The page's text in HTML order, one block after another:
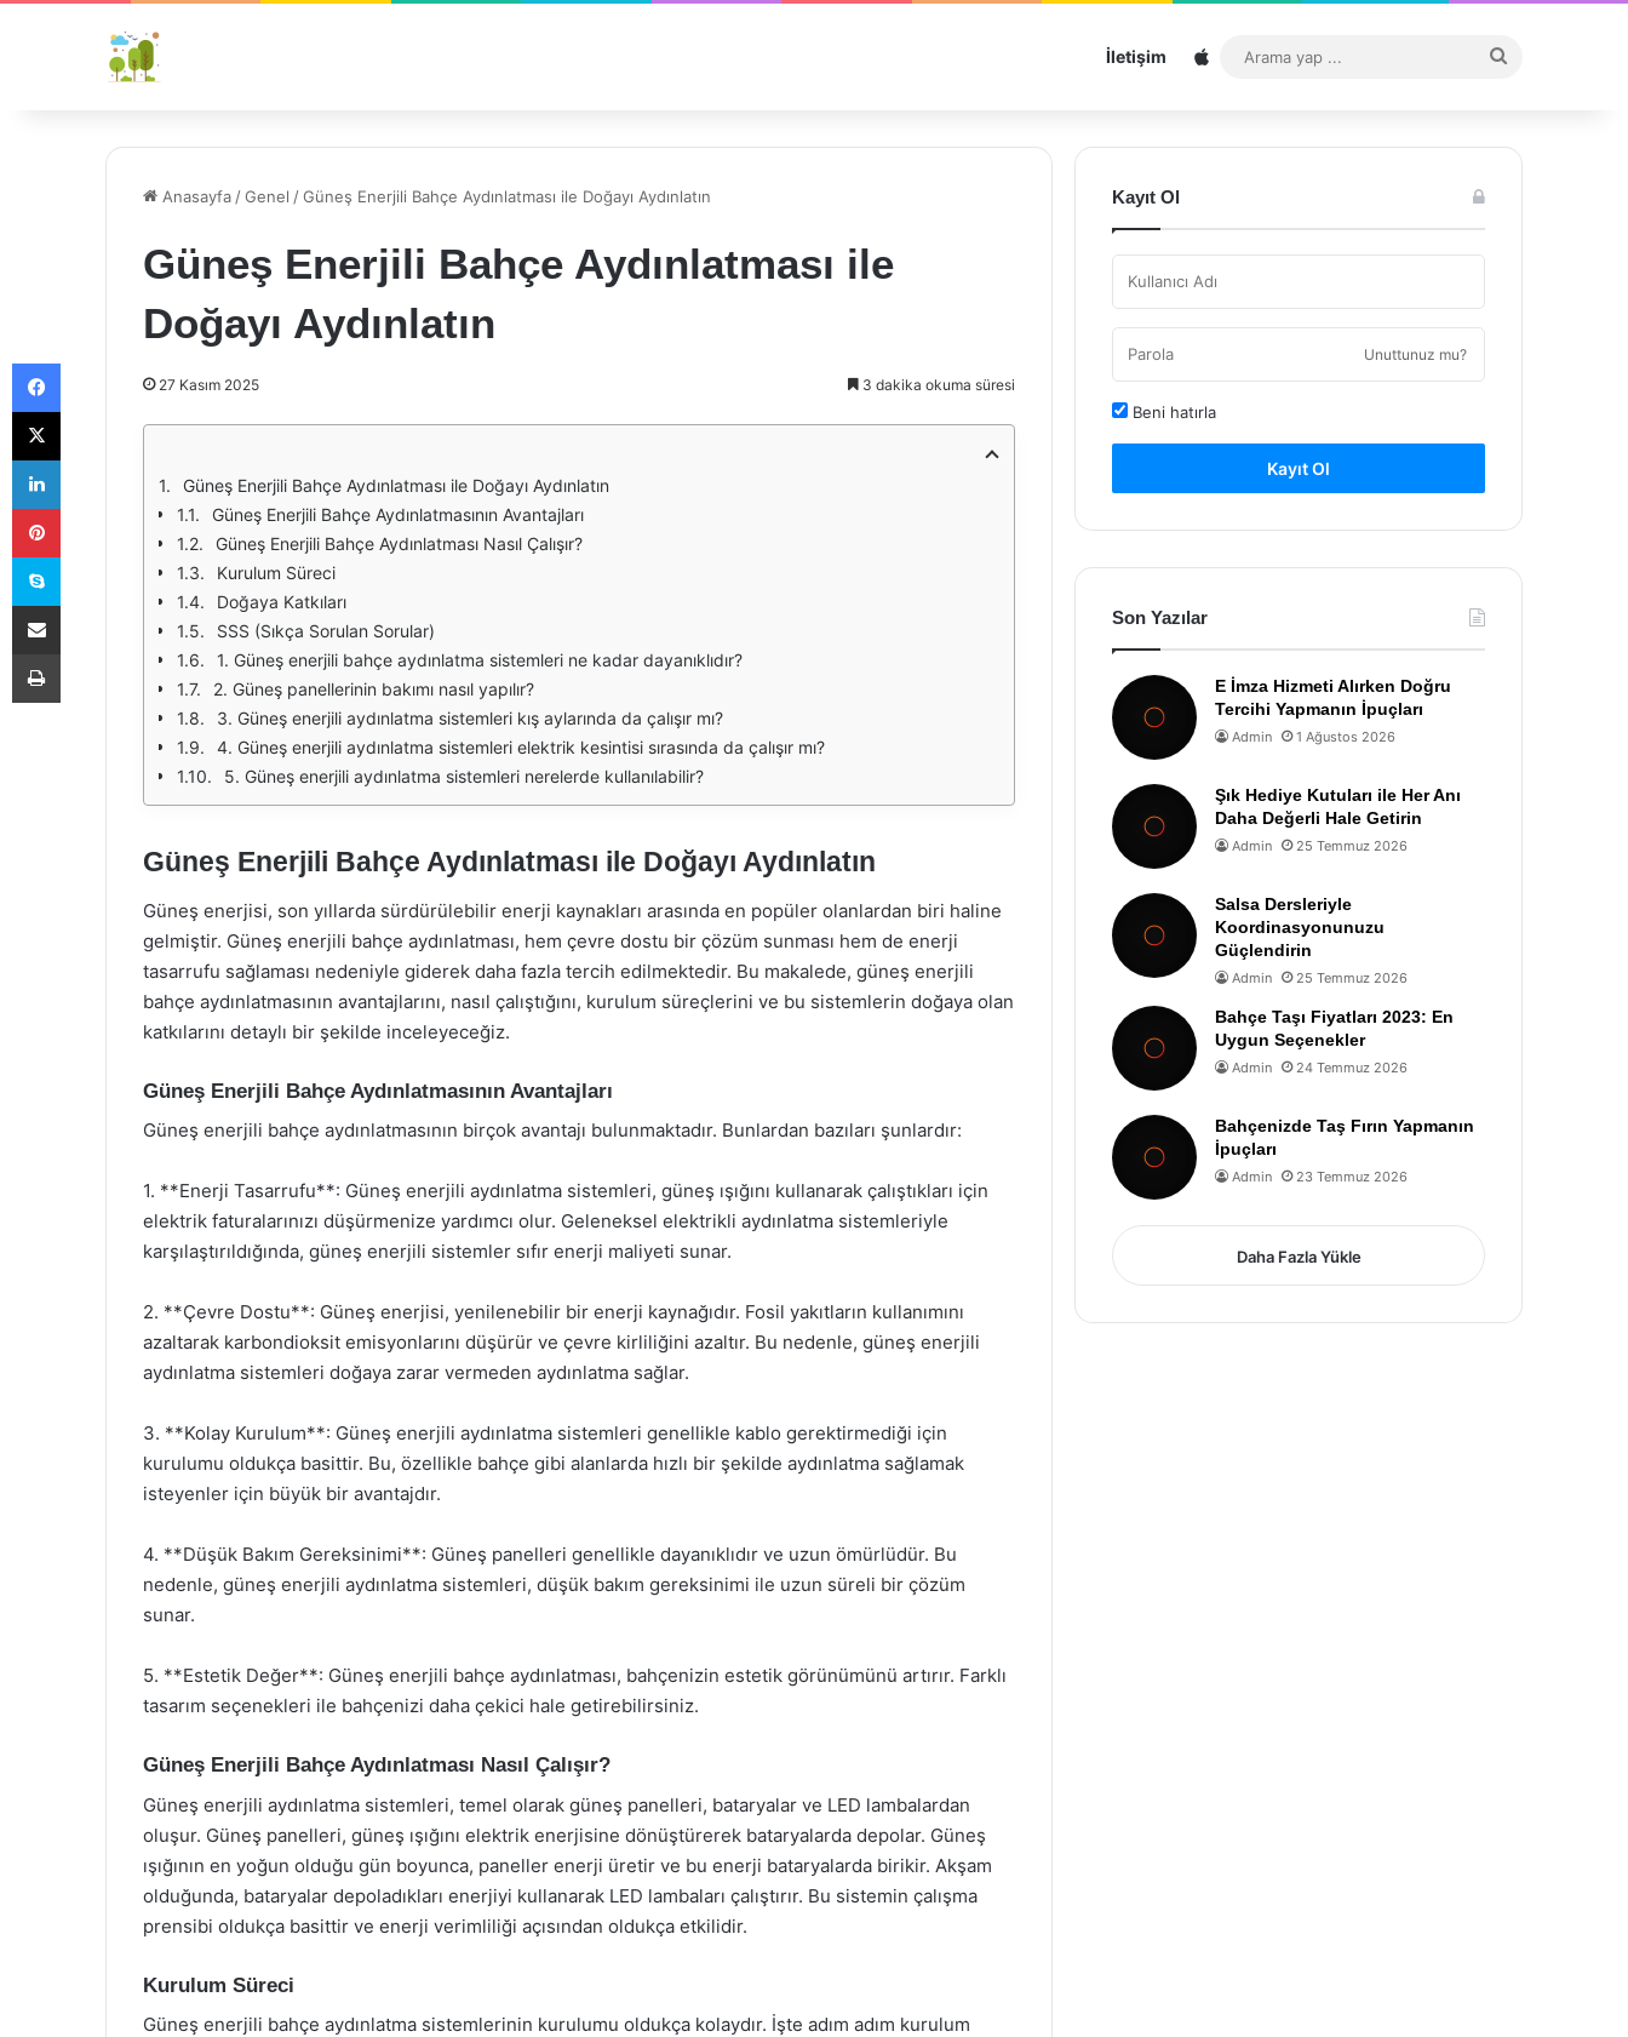
İletişim Sitemap
...
Anasayfa /Genel /Güneş Enerjili Bahçe Aydınlatması ile Doğayı Aydınlatın
Güneş Enerjili Bahçe Aydınlatması ile
Doğayı Aydınlatın
27 Kasım 2025 3 dakika okuma süresi
Güneş Enerjili Bahçe Aydınlatması ile Doğayı Aydınlatın
Güneş Enerjili Bahçe Aydınlatmasının Avantajları
Güneş Enerjili Bahçe Aydınlatması Nasıl Çalışır?
Kurulum Süreci
Doğaya Katkıları
SSS (Sıkça Sorulan Sorular)
1. Güneş enerjili bahçe aydınlatma sistemleri ne kadar dayanıklıdır?
2. Güneş panellerinin bakımı nasıl yapılır?
3. Güneş enerjili aydınlatma sistemleri kış aylarında da çalışır mı?
4. Güneş enerjili aydınlatma sistemleri elektrik kesintisi sırasında da çalışır mı?
5. Güneş enerjili aydınlatma sistemleri nerelerde kullanılabilir?
Güneş Enerjili Bahçe Aydınlatması ile Doğayı Aydınlatın
Güneş enerjisi, son yıllarda sürdürülebilir enerji kaynakları arasında en popüler olanlardan biri haline
gelmiştir. Güneş enerjili bahçe aydınlatması, hem çevre dostu bir çözüm sunması hem de enerji
tasarrufu sağlaması nedeniyle giderek daha fazla tercih edilmektedir. Bu makalede, güneş enerjili
bahçe aydınlatmasının avantajlarını, nasıl çalıştığını, kurulum süreçlerini ve bu sistemlerin doğaya olan
katkılarını detaylı bir şekilde inceleyeceğiz.
Güneş Enerjili Bahçe Aydınlatmasının Avantajları
Güneş enerjili bahçe aydınlatmasının birçok avantajı bulunmaktadır. Bunlardan bazıları şunlardır:
1. **Enerji Tasarrufu**: Güneş enerjili aydınlatma sistemleri, güneş ışığını kullanarak çalıştıkları için
elektrik faturalarınızı düşürmenize yardımcı olur. Geleneksel elektrikli aydınlatma sistemleriyle
karşılaştırıldığında, güneş enerjili sistemler sıfır enerji maliyeti sunar.
2. **Çevre Dostu**: Güneş enerjisi, yenilenebilir bir enerji kaynağıdır. Fosil yakıtların kullanımını
azaltarak karbondioksit emisyonlarını düşürür ve çevre kirliliğini azaltır. Bu nedenle, güneş enerjili
aydınlatma sistemleri doğaya zarar vermeden aydınlatma sağlar.
3. **Kolay Kurulum**: Güneş enerjili aydınlatma sistemleri genellikle kablo gerektirmediği için
kurulumu oldukça basittir. Bu, özellikle bahçe gibi alanlarda hızlı bir şekilde aydınlatma sağlamak
isteyenler için büyük bir avantajdır.
4. **Düşük Bakım Gereksinimi**: Güneş panelleri genellikle dayanıklıdır ve uzun ömürlüdür. Bu
nedenle, güneş enerjili aydınlatma sistemleri, düşük bakım gereksinimi ile uzun süreli bir çözüm
sunar.
5. **Estetik Değer**: Güneş enerjili bahçe aydınlatması, bahçenizin estetik görünümünü artırır. Farklı
tasarım seçenekleri ile bahçenizi daha çekici hale getirebilirsiniz.
Güneş Enerjili Bahçe Aydınlatması Nasıl Çalışır?
Güneş enerjili aydınlatma sistemleri, temel olarak güneş panelleri, bataryalar ve LED lambalardan
oluşur. Güneş panelleri, güneş ışığını elektrik enerjisine dönüştürerek bataryalarda depolar. Güneş
ışığının en yoğun olduğu gün boyunca, paneller enerji üretir ve bu enerji bataryalarda birikir. Akşam
olduğunda, bataryalar depoladıkları enerjiyi kullanarak LED lambaları çalıştırır. Bu sistemin çalışma
prensibi oldukça basittir ve enerji verimliliği açısından oldukça etkilidir.
Kurulum Süreci
Güneş enerjili bahçe aydınlatma sistemlerinin kurulumu oldukça kolaydır. İşte adım adım kurulum
Kayıt Ol
Unuttunuz mu?
Beni hatırla
Kayıt Ol
Son Yazılar
E İmza Hizmeti Alırken Doğru
Tercihi Yapmanın İpuçları
Admin 1 Ağustos 2026
Şık Hediye Kutuları ile Her Anı
Daha Değerli Hale Getirin
Admin 25 Temmuz 2026
Salsa Dersleriyle
Koordinasyonunuzu
Güçlendirin
Admin 25 Temmuz 2026
Bahçe Taşı Fiyatları 2023: En
Uygun Seçenekler
Admin 24 Temmuz 2026
Bahçenizde Taş Fırın Yapmanın
İpuçları
Admin 23 Temmuz 2026
Daha Fazla Yükle
Facebook
X
LinkedIn
Pinterest
Skype
E-Posta ile paylaş